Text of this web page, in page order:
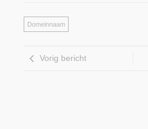
Domeinnaam
Vorig bericht